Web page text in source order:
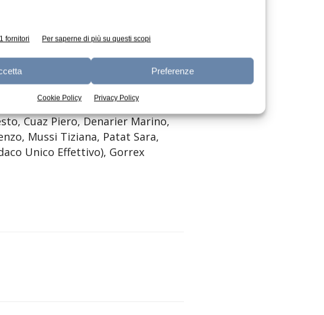
fornitori Per saperne di più su questi scopi
Preferenze
Cookie Policy Privacy Policy
facendo conoscere a un
uniche.”
Barmaz.
in carica
Cuaz Piero, Denarier Marino,
Mussi Tiziana, Patat Sara,
Unico Effettivo), Gorrex